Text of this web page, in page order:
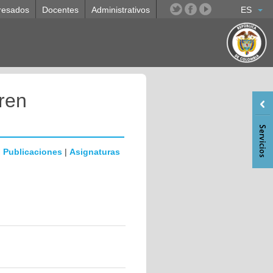
ES
Docentes Administrativos
Publicaciones | Asignaturas